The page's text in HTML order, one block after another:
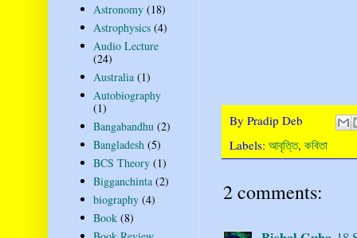
By Pradip Deb
Labels: আবৃত্তি, কবিতা
2 comments:
Astronomy (18)
Astrophysics (4)
Audio Lecture
(24)
Australia (1)
Autobiography
(1)
Bangabandhu (2)
Bangladesh (5)
BCS Theory (1)
Bigganchinta (2)
biography (4)
Book (8)